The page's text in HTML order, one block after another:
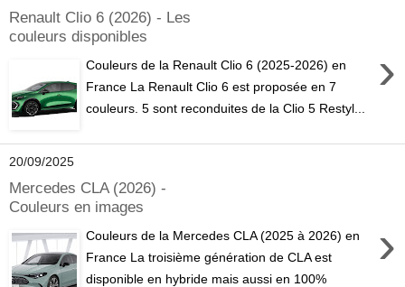
Renault Clio 6 (2026) - Les
couleurs disponibles
›
Couleurs de la Renault Clio 6 (2025-2026) en
France La Renault Clio 6 est proposée en 7
couleurs. 5 sont reconduites de la Clio 5 Restyl...
20/09/2025
Mercedes CLA (2026) -
Couleurs en images
›
Couleurs de la Mercedes CLA (2025 à 2026) en
France La troisième génération de CLA est
disponible en hybride mais aussi en 100%